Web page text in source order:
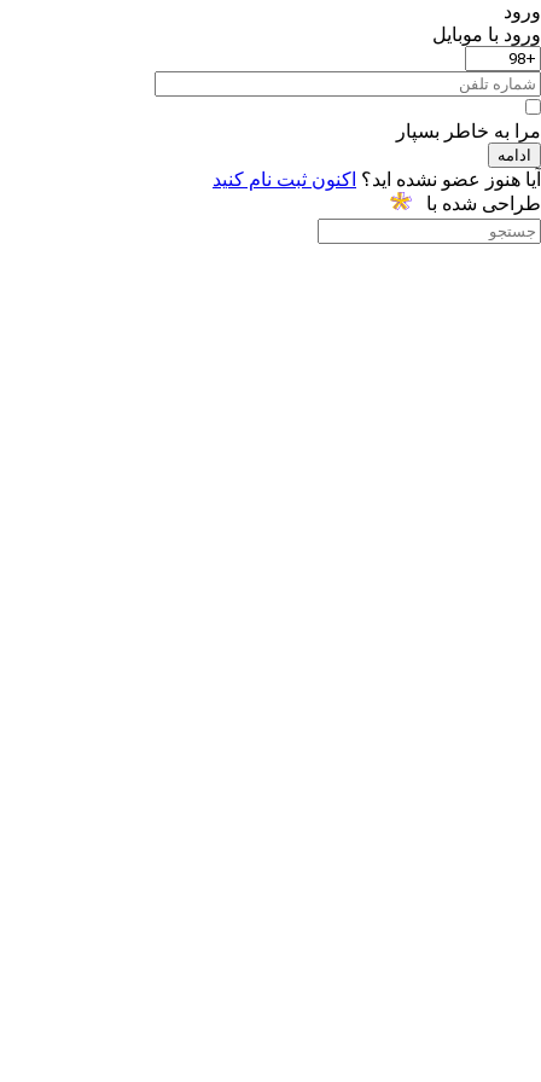
ورود
ورود با موبایل
مرا به خاطر بسپار
ادامه
آیا هنوز عضو نشده اید؟ اکنون ثبت نام کنید
طراحی شده با